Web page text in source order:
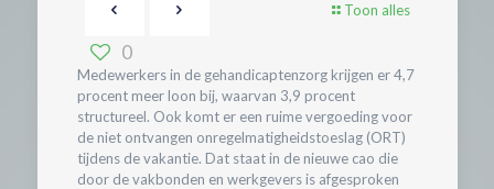
Toon alles
0
Medewerkers in de gehandicaptenzorg krijgen er 4,7
procent meer loon bij, waarvan 3,9 procent
structureel. Ook komt er een ruime vergoeding voor
de niet ontvangen onregelmatigheidstoeslag (ORT)
tijdens de vakantie. Dat staat in de nieuwe cao die
door de vakbonden en werkgevers is afgesproken